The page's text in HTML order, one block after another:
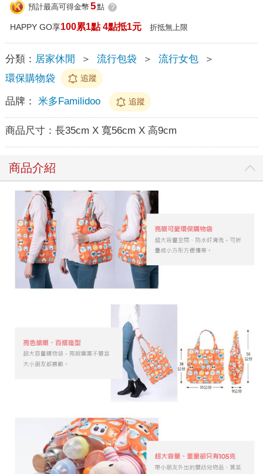
預計最高可得金幣 5點 ?
HAPPY GO享100累1點 4點抵1元 折抵無上限
分類： 居家休閒 ＞ 流行包袋 ＞ 流行女包
＞
環保購物袋
追蹤
品牌： 米多Familidoo 追蹤
商品尺寸： 長35cm X 寬56cm X 高9cm
商品介紹